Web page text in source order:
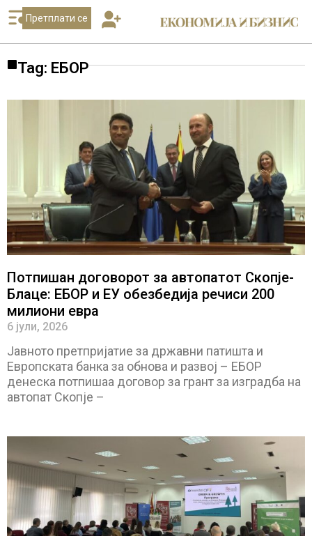
Претплати се
Tag: ЕБОР
Потпишан договорот за автопатот Скопје-
Блаце: ЕБОР и ЕУ обезбедија речиси 200
милиони евра
6 јули, 2026
Јавното претпријатие за државни патишта и
Европската банка за обнова и развој – ЕБОР
денеска потпишаа договор за грант за изградба на
автопат Скопје –